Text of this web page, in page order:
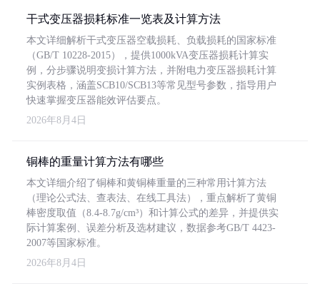
干式变压器损耗标准一览表及计算方法
本文详细解析干式变压器空载损耗、负载损耗的国家标准
（GB/T 10228-2015），提供1000kVA变压器损耗计算实
例，分步骤说明变损计算方法，并附电力变压器损耗计算
实例表格，涵盖SCB10/SCB13等常见型号参数，指导用户
快速掌握变压器能效评估要点。
2026年8月4日
铜棒的重量计算方法有哪些
本文详细介绍了铜棒和黄铜棒重量的三种常用计算方法
（理论公式法、查表法、在线工具法），重点解析了黄铜
棒密度取值（8.4-8.7g/cm³）和计算公式的差异，并提供实
际计算案例、误差分析及选材建议，数据参考GB/T 4423-
2007等国家标准。
2026年8月4日